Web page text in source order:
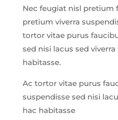
Nec feugiat nisl pretium
pretium viverra
tortor vitae purus
sed nisi lacus sed
habitasse.
Ac tortor vitae purus
suspendisse sed nisi
hac habitasse